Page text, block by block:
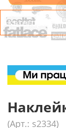
Категорії
(Арт.: s2334)